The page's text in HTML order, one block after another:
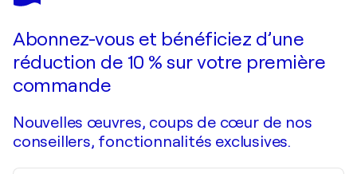
Abonnez-vous et bénéficiez d’une
réduction de 10 % sur votre première
commande
Nouvelles œuvres, coups de cœur de nos
conseillers, fonctionnalités exclusives.